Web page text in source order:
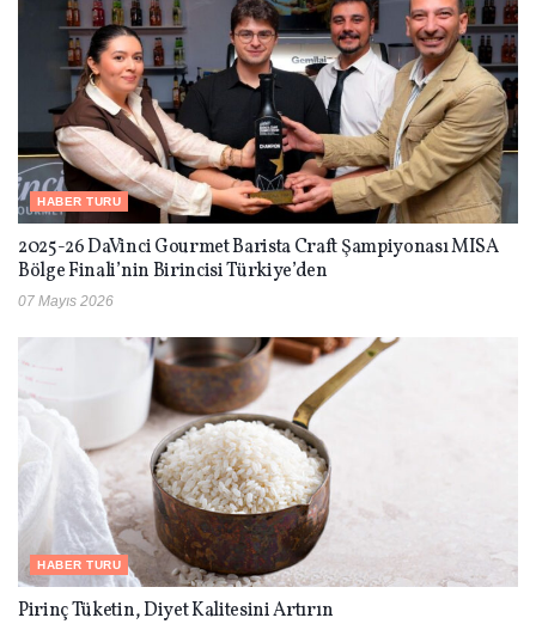
HABER TURU
2025-26 DaVinci Gourmet Barista Craft Şampiyonası MISA
Bölge Finali’nin Birincisi Türkiye’den
07 Mayıs 2026
HABER TURU
Pirinç Tüketin, Diyet Kalitesini Artırın